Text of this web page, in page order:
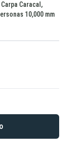
Caracal,
10,000 mm